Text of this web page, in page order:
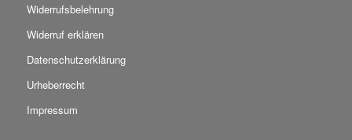
Widerrufsbelehrung
Widerruf erklären
Datenschutzerklärung
Urheberrecht
Impressum